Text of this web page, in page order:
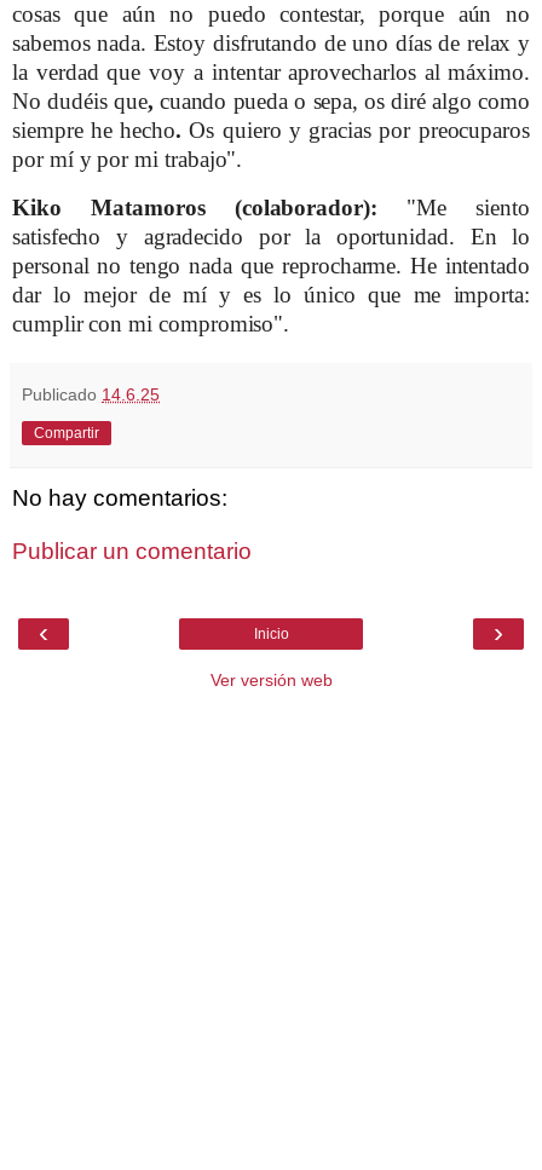
cosas que aún no puedo contestar, porque aún no
sabemos nada. Estoy disfrutando de uno días de relax y
la verdad que voy a intentar aprovecharlos al máximo.
No dudéis que, cuando pueda o sepa, os diré algo como
siempre he hecho. Os quiero y gracias por preocuparos
por mí y por mi trabajo".
Kiko Matamoros (colaborador): "Me siento
satisfecho y agradecido por la oportunidad. En lo
personal no tengo nada que reprocharme. He intentado
dar lo mejor de mí y es lo único que me importa:
cumplir con mi compromiso".
Publicado 14.6.25
Compartir
No hay comentarios:
Publicar un comentario
‹ ›
Inicio
Ver versión web